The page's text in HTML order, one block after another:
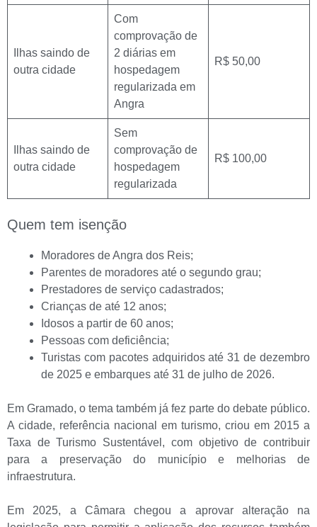
Ilhas saindo de
outra cidade
Com
comprovação de
2 diárias em
hospedagem
regularizada em
Angra
R$ 50,00
Ilhas saindo de
outra cidade
Sem
comprovação de
hospedagem
regularizada
R$ 100,00
Quem tem isenção
Moradores de Angra dos Reis;
Parentes de moradores até o segundo grau;
Prestadores de serviço cadastrados;
Crianças de até 12 anos;
Idosos a partir de 60 anos;
Pessoas com deficiência;
Turistas com pacotes adquiridos até 31 de dezembro
de 2025 e embarques até 31 de julho de 2026.
Em Gramado, o tema também já fez parte do debate público.
A cidade, referência nacional em turismo, criou em 2015 a
Taxa de Turismo Sustentável, com objetivo de contribuir
para a preservação do município e melhorias de
infraestrutura.
Em 2025, a Câmara chegou a aprovar alteração na